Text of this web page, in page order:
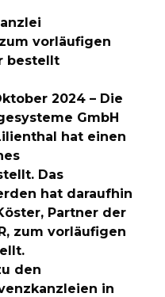
zum vorläufigen
bestellt
2024 – Die
GmbH
hat einen
Das
hat daraufhin
Partner der
zum vorläufigen
den
in